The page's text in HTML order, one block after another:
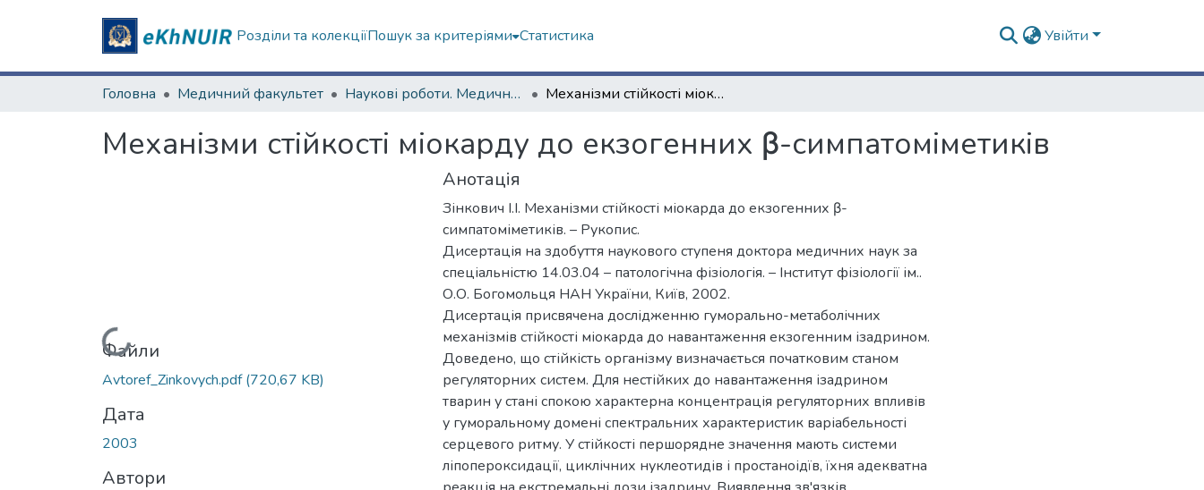
Розділи та колекціїПошук за критеріями Статистика Увійти
Головна Медичний факультет Наукові роботи. Медичний факультет Механізми стійкості міокарду до екзогенних β-симпатоміметиків
Механізми стійкості міокарду до екзогенних β-симпатоміметиків
Вантажиться...
Файли
Avtoref_Zinkovych.pdf(720,67 KB)
Дата
2003
Автори
Анотація
Зінкович І.І. Механізми стійкості міокарда до екзогенних β-
симпатоміметиків. – Рукопис.
Дисертація на здобуття наукового ступеня доктора медичних наук за
спеціальністю 14.03.04 – патологічна фізіологія. – Інститут фізіології ім..
О.О. Богомольця НАН України, Київ, 2002.
Дисертація присвячена дослідженню гуморально-метаболічних
механізмів стійкості міокарда до навантаження екзогенним ізадрином.
Доведено, що стійкість організму визначається початковим станом
регуляторних систем. Для нестійких до навантаження ізадрином
тварин у стані спокою характерна концентрація регуляторних впливів
у гуморальному домені спектральних характеристик варіабельності
серцевого ритму. У стійкості першорядне значення мають системи
ліпопероксидації, циклічних нуклеотидів і простаноідїв, їхня адекватна